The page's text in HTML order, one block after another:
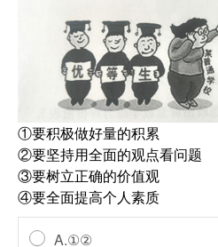
①要积极做好量的积累
②要坚持用全面的观点看问题
③要树立正确的价值观
④要全面提高个人素质
A.①②